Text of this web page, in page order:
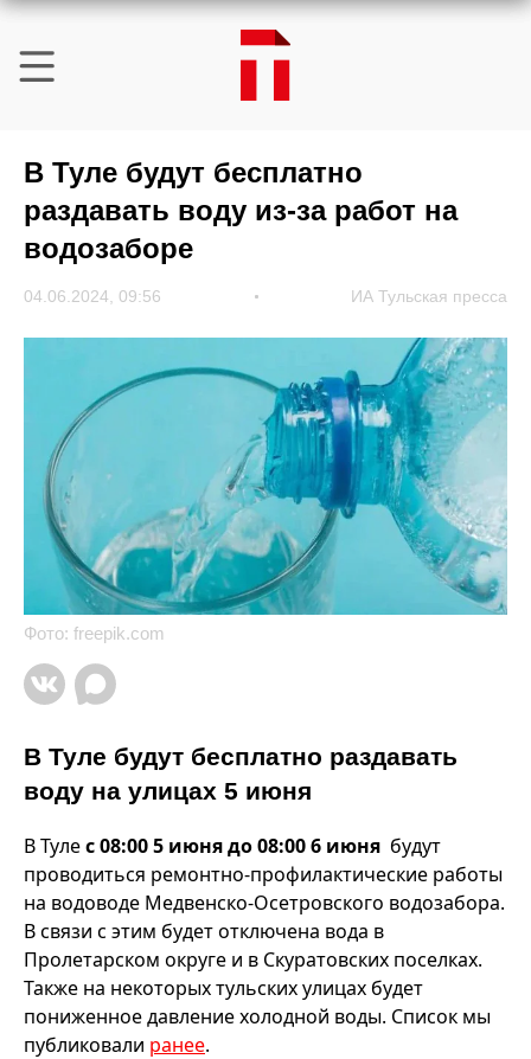
В Туле будут бесплатно
раздавать воду из-за работ на
водозаборе
04.06.2024, 09:56 ИА Тульская пресса
Фото: freepik.com
В Туле будут бесплатно раздавать
воду на улицах 5 июня
В Тулес 08:00 5 июня до 08:00 6 июня будут
проводиться ремонтно-профилактические работы
на водоводе Медвенско-Осетровского водозабора.
В связи с этим будет отключена вода в
Пролетарском округе и в Скуратовских поселках.
Также на некоторых тульских улицах будет
пониженное давление холодной воды. Список мы
публиковали ранее.